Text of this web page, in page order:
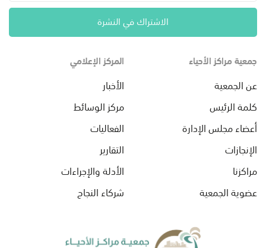
الاشتراك في النشرة
جمعية مراكز الأحياء
عن الجمعية
كلمة الرئيس
أعضاء مجلس الإدارة
الإنجازات
مراكزنا
عضوية الجمعية
المركز الإعلامي
الأخبار
مركز الوسائط
الفعاليات
التقارير
الأدلة والإجراءات
شركاء النجاح